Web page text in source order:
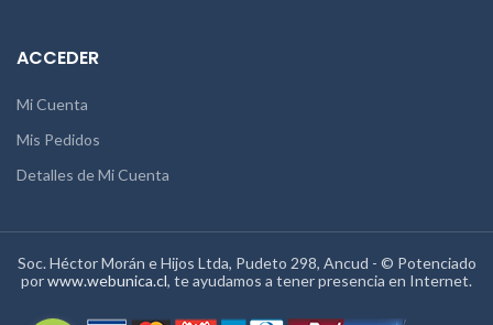
ACCEDER
Mi Cuenta
Mis Pedidos
Detalles de Mi Cuenta
Soc. Héctor Morán e Hijos Ltda, Pudeto 298, Ancud - © Potenciado
porwww.webunica.cl, te ayudamos a tener presencia en Internet.